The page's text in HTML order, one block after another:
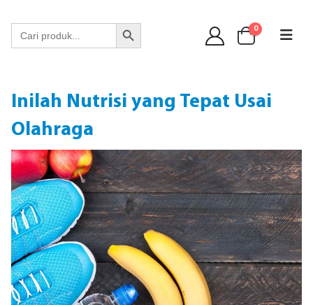
Search
for:
Search Button
0
Inilah Nutrisi yang Tepat Usai
Olahraga